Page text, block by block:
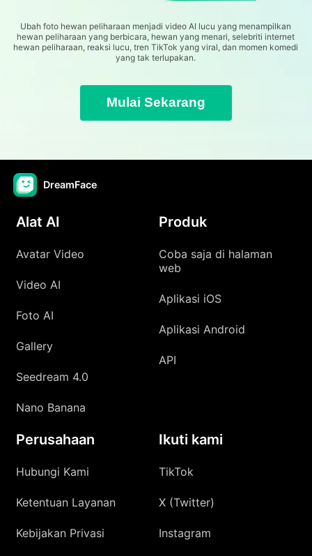
Ubah foto hewan peliharaan menjadi video AI lucu yang menampilkan
hewan peliharaan yang berbicara, hewan yang menari, selebriti internet
hewan peliharaan, reaksi lucu, tren TikTok yang viral, dan momen komedi
yang tak terlupakan.
Mulai Sekarang
DreamFace
Alat AI
Avatar Video
Video AI
Foto AI
Gallery
Seedream 4.0
Nano Banana
Produk
Coba saja di halaman
web
Aplikasi iOS
Aplikasi Android
API
Perusahaan
Hubungi Kami
Ketentuan Layanan
Kebijakan Privasi
Ikuti kami
TikTok
X (Twitter)
Instagram